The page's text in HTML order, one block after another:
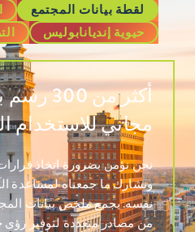
لقطة بيانات المجتمع
حيوية إنديانابوليس
أكثر من
مجاني للاستخدام
نحن نؤمن بضرورة اتخاذ
ونشارك ما جمعناه لمساعدة
نفسه. يجمع ملخص بيانات
من مصادر متعددة لتوفير